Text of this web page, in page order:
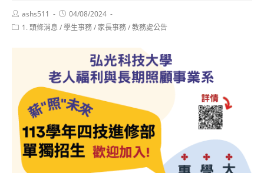
Post
author:
ashs511
Post
published:
04/08/2024
Post1. 頭條消息 /學生事務/ 家長事務/教務處公告